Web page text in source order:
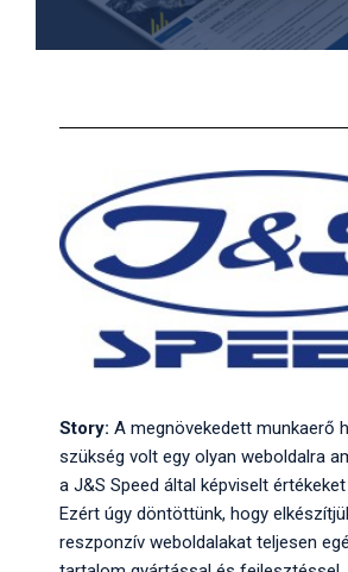
Story: A megnövekedett munkaerő
szükség volt egy olyan weboldalra
a J&S Speed által képviselt
Ezért úgy döntöttünk, hogy
reszponzív weboldalakat teljesen